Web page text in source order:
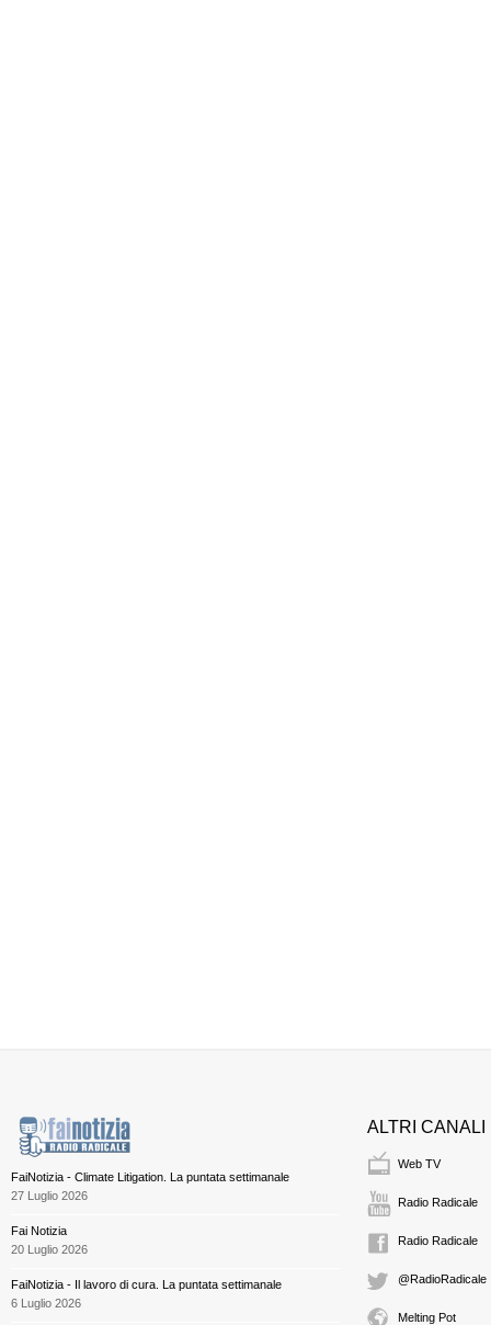
FaiNotizia - Climate Litigation. La puntata settimanale
27 Luglio 2026
Fai Notizia
20 Luglio 2026
FaiNotizia - Il lavoro di cura. La puntata settimanale
6 Luglio 2026
ALTRI CANALI
Web TV
Radio Radicale
Radio Radicale
@RadioRadicale
Melting Pot